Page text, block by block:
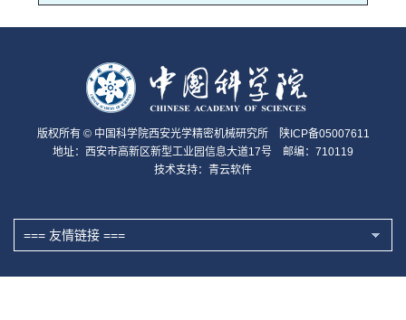
版权所有 © 中国科学院西安光学精密机械研究所 陕ICP备05007611
地址：西安市高新区新型工业园信息大道17号 邮编：710119
技术支持： 青云软件
=== 友情链接 ===